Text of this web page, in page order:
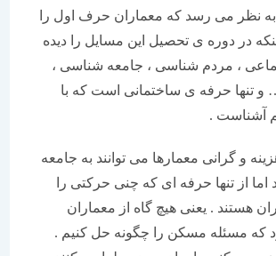
می رسد که معماران حرف اول را
دوره ی تحصیل این مسایل را دیده
، مردم شناسی ، جامعه شناسی ،
حرفه ی ساختمانی است که با
.
گرانی معمارها می توانند به جامعه
تنها حرفه ای که چنی حرکتی را
. یعنی هیچ گاه از معماران
مسکن را چگونه حل کنیم .